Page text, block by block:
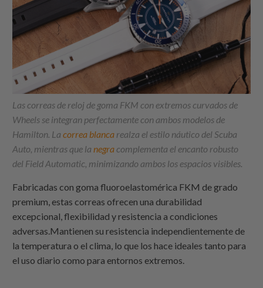
Las correas de reloj de goma FKM con extremos curvados de
Wheels se integran perfectamente con ambos modelos de
Hamilton. Lacorrea blanca realza el estilo náutico del Scuba
Auto, mientras que lanegra complementa el encanto robusto
del Field Automatic, minimizando ambos los espacios visibles.
Fabricadas con goma fluoroelastomérica FKM de grado
premium, estas correas ofrecen una durabilidad
excepcional, flexibilidad y resistencia a condiciones
adversas.Mantienen su resistencia independientemente de
la temperatura o el clima, lo que los hace ideales tanto para
el uso diario como para entornos extremos.